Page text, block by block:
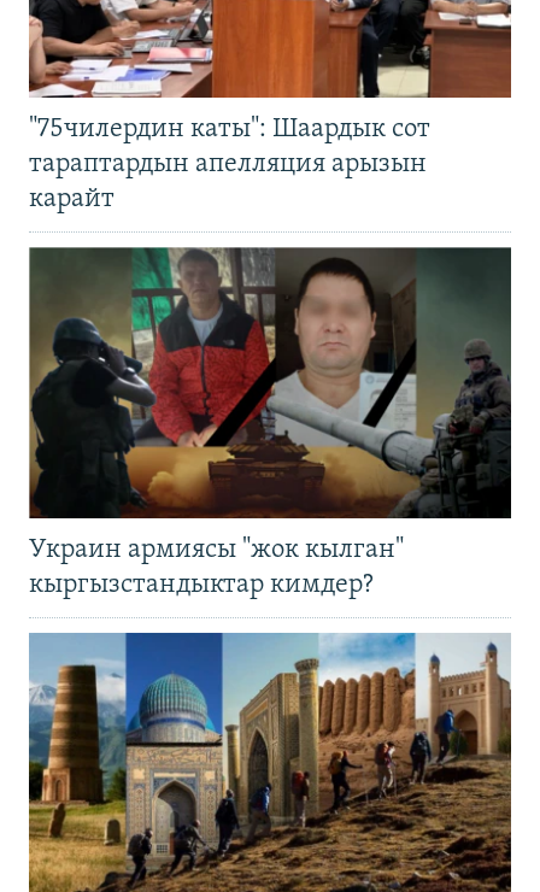
"75чилердин каты": Шаардык сот
тараптардын апелляция арызын
карайт
Украин армиясы "жок кылган"
кыргызстандыктар кимдер?